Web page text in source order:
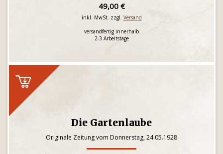
49,00 €
inkl. MwSt. zzgl. Versand
versandfertig innerhalb
2-3 Arbeitstage
Die Gartenlaube
Originale Zeitung vom Donnerstag, 24.05.1928